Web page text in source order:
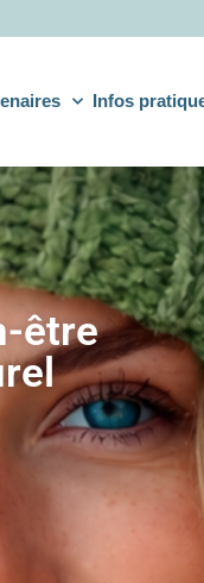
Infos
être